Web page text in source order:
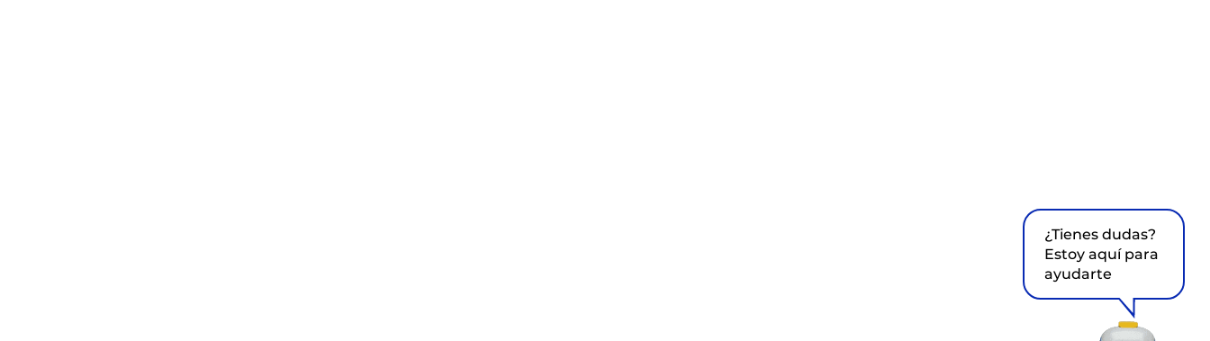
¿Tienes dudas?
Estoy aquí para
ayudarte